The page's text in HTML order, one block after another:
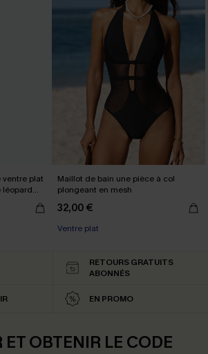
ventre plat
léopard
Maillot de bain une pièce à col
plongeant en mesh
32,00 €
Ventre plat
RETOURS GRATUITS
ABONNÉS
EN PROMO
OBTENIR LE CODE